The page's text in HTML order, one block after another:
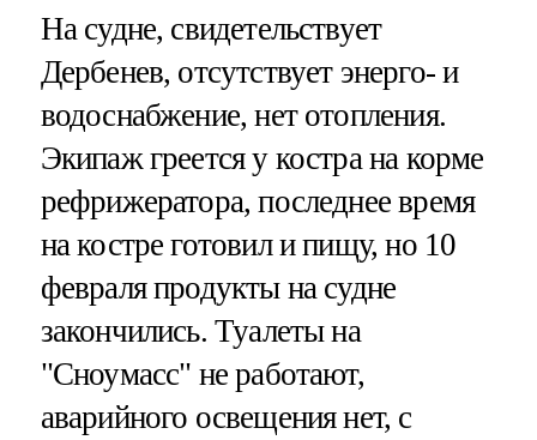
На судне, свидетельствует
Дербенев, отсутствует энерго- и
водоснабжение, нет отопления.
Экипаж греется у костра на корме
рефрижератора, последнее время
на костре готовил и пищу, но 10
февраля продукты на судне
закончились. Туалеты на
"Сноумасс" не работают,
аварийного освещения нет, с